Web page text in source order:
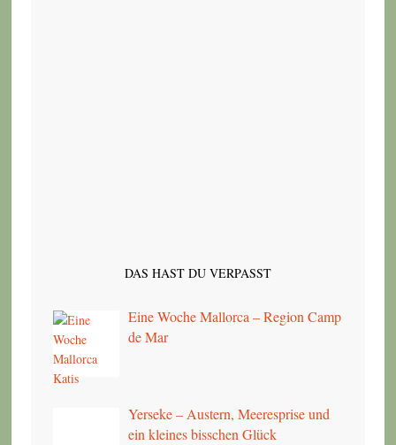
DAS HAST DU VERPASST
Eine Woche Mallorca – Region Camp
de Mar
Yerseke – Austern, Meeresprise und
ein kleines bisschen Glück